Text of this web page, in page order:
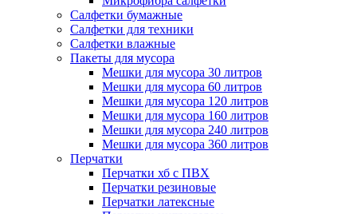
Салфетки бумажные
Салфетки для техники
Салфетки влажные
Пакеты для мусора
Мешки для мусора 30 литров
Мешки для мусора 60 литров
Мешки для мусора 120 литров
Мешки для мусора 160 литров
Мешки для мусора 240 литров
Мешки для мусора 360 литров
Перчатки
Перчатки хб с ПВХ
Перчатки резиновые
Перчатки латексные